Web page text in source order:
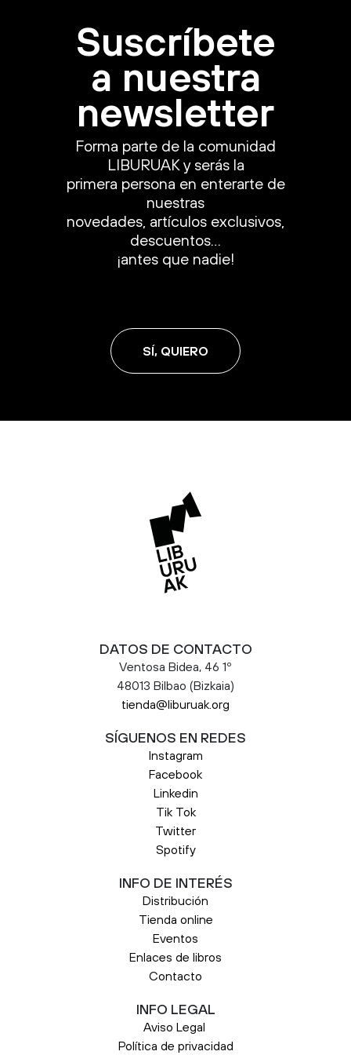
Suscríbete
a nuestra
newsletter
Forma parte de la comunidad
LIBURUAK y serás la
primera persona en enterarte de
nuestras
novedades, artículos exclusivos,
descuentos…
¡antes que nadie!
SÍ, QUIERO
DATOS DE CONTACTO
Ventosa Bidea, 46 1º
48013 Bilbao (Bizkaia)
tienda@liburuak.org
SÍGUENOS EN REDES
Instagram
Facebook
Linkedin
Tik Tok
Twitter
Spotify
INFO DE INTERÉS
Distribución
Tienda online
Eventos
Enlaces de libros
Contacto
INFO LEGAL
Aviso Legal
Política de privacidad